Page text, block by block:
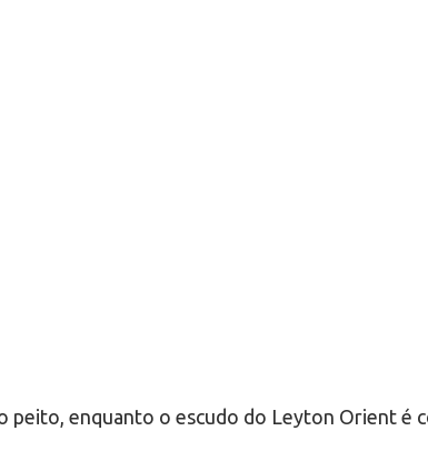
peito, enquanto o escudo do Leyton Orient é